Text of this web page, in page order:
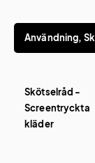
Användning,
Skötselråd -
Screentryckta
kläder